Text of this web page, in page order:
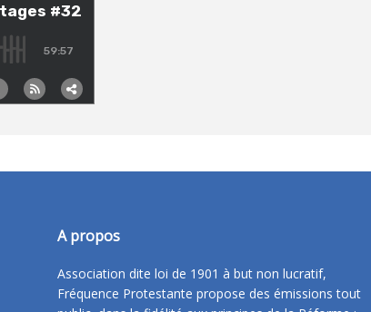
A propos
Association dite loi de 1901 à but non lucratif,
Fréquence Protestante propose des émissions tout